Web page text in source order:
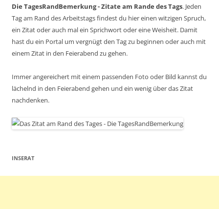
Die TagesRandBemerkung - Zitate am Rande des Tags. Jeden
Tag am Rand des Arbeitstags findest du hier einen witzigen Spruch,
ein Zitat oder auch mal ein Sprichwort oder eine Weisheit. Damit
hast du ein Portal um vergnügt den Tag zu beginnen oder auch mit
einem Zitat in den Feierabend zu gehen.
Immer angereichert mit einem passenden Foto oder Bild kannst du
lächelnd in den Feierabend gehen und ein wenig über das Zitat
nachdenken.
INSERAT